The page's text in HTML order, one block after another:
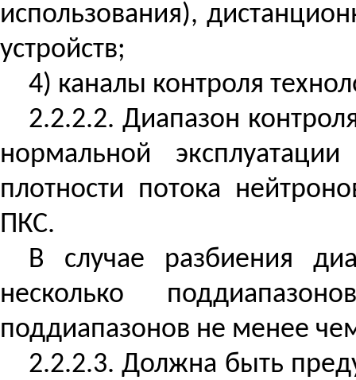
использования),
устройств;
4) каналы контроля
2.2.2.2. Диапазон
нормальной
плотности потока
ПКС.
В случае разбиения
несколько
поддиапазонов не менее
2.2.2.3. Должна быть